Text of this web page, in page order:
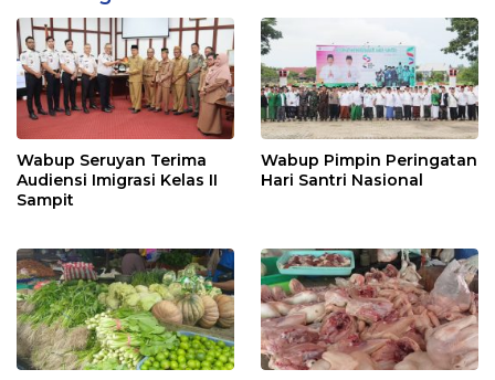
Wabup Seruyan Terima
Audiensi Imigrasi Kelas II
Sampit
Wabup Pimpin Peringatan
Hari Santri Nasional